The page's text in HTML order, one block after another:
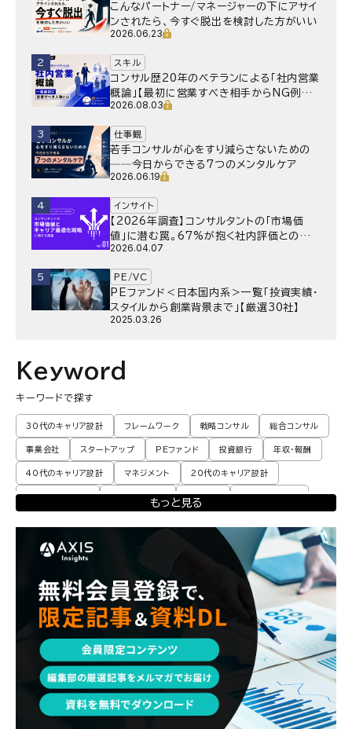
こんなパートナー/マネージャーの下にアサイ
ンされたら、今すぐ脱出を検討した方がいい
2026.06.23
2 スキル
コンサル歴20年のベテランによる「社内営業
概論」【最初に営業すべき相手からNG例ま
で】
2026.08.03
3 仕事観
若手コンサルが心をすり減らさないための
──今日からできる7つのメンタルケア
2026.06.19
4 インサイト
【2026年調査】コンサルタントの「市場価
値」に潜む罠。67%が抱く社内評価との乖
離と、採用側が抱く“本音”の懸念とは
2026.04.07
5 PE/VC
PEファンド＜日本国内系＞一覧「投資実績・
スタイルから創業背景まで」【厳選30社】
2025.03.26
Keyword
キーワードで探す
30代のキャリア設計 フレームワーク 戦略コンサル 総合コンサル
事業会社 スタートアップ PEファンド 投資銀行 年収・報酬
40代のキャリア設計 マネジメント 20代のキャリア設計
転職体験談・実例 プロモーション 業界動向 コンサル現場論
エンジニア 調査レポート 独立・フリーランス
パートナー
コンサル現場論 経営企画・事業企画 メンタルケア
パラレルキャリア ワークライフバランス 移住・二拠点生活 AI活用
DX・テクノロジー リスキリング・資格 M&A・ファイナンス
もっと見る